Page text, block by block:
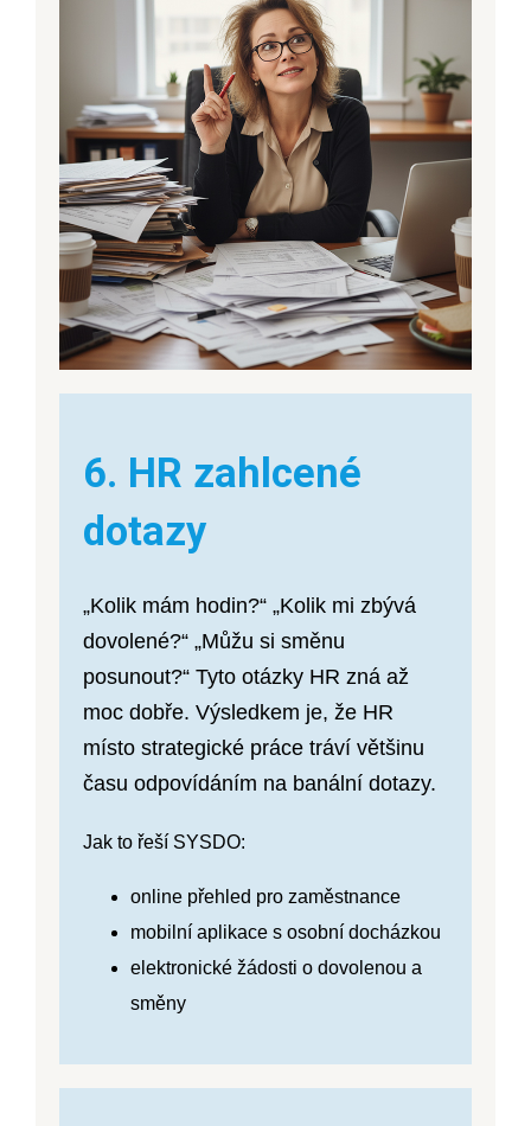
6. HR zahlcené
dotazy
„Kolik mám hodin?“ „Kolik mi zbývá
dovolené?“ „Můžu si směnu
posunout?“ Tyto otázky HR zná až
moc dobře. Výsledkem je, že HR
místo strategické práce tráví většinu
času odpovídáním na banální dotazy.
Jak to řeší SYSDO:
online přehled pro zaměstnance
mobilní aplikace s osobní docházkou
elektronické žádosti o dovolenou a
směny